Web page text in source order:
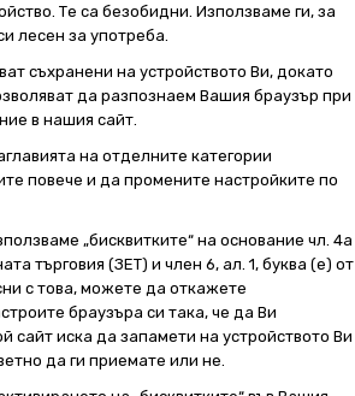
Те са безобидни. Използваме ги, за
лесен за употреба.
съхранени на устройството Ви, докато
да разпознаем Вашия браузър при
в нашия сайт.
на отделните категории
повече и да промените настройките по
„бисквитките“ на основание чл. 4а
търговия (ЗЕТ) и член 6, ал. 1, буква (е) от
с това, можете да откажете
браузъра си така, че да Ви
сайт иска да запамети на устройството Ви
да ги приемате или не.